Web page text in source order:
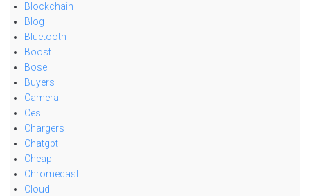
Blockchain
Blog
Bluetooth
Boost
Bose
Buyers
Camera
Ces
Chargers
Chatgpt
Cheap
Chromecast
Cloud